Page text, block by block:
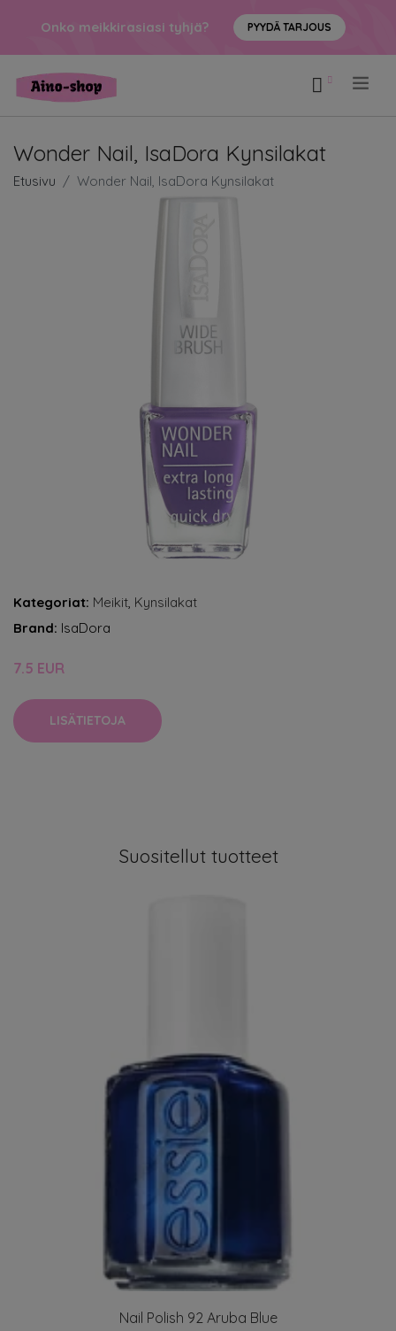
Onko meikkirasiasi tyhjä? PYYDÄ TARJOUS
Wonder Nail, IsaDora Kynsilakat
Etusivu Wonder Nail, IsaDora Kynsilakat
Kategoriat: Meikit, Kynsilakat
Brand: IsaDora
7.5 EUR
LISÄTIETOJA
Suositellut tuotteet
Nail Polish 92 Aruba Blue